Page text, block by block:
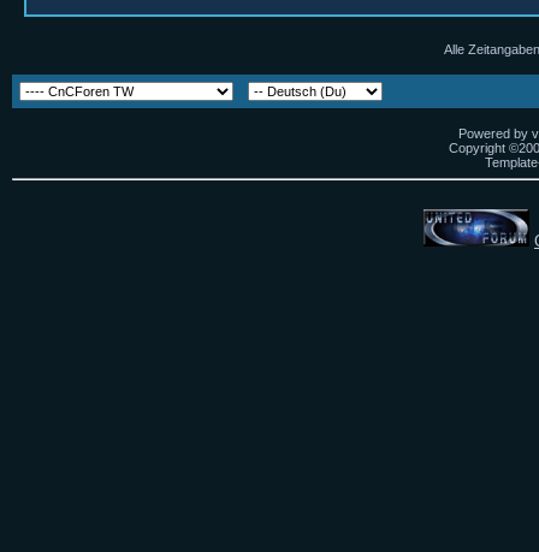
Alle
Powered by
Copyright